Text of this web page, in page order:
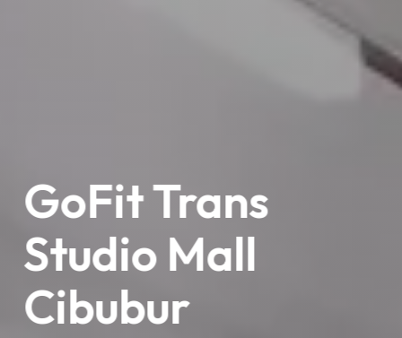
GoFit Trans
Studio Mall
Cibubur